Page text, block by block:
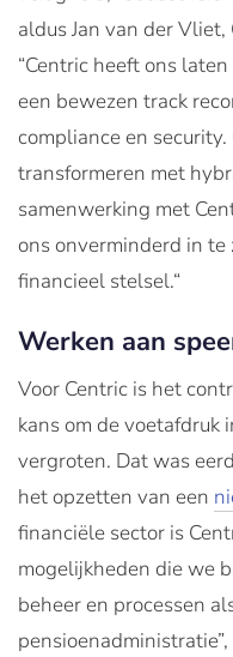
aldus Jan van der
“Centric heeft ons
een bewezen track
compliance en
transformeren met
samenwerking met
ons onverminderd in
financieel stelsel.“
Werken aan
Voor Centric is het
kans om de voetafdruk
vergroten. Dat was
het opzetten van een
financiële sector is
mogelijkheden die we
beheer en processen